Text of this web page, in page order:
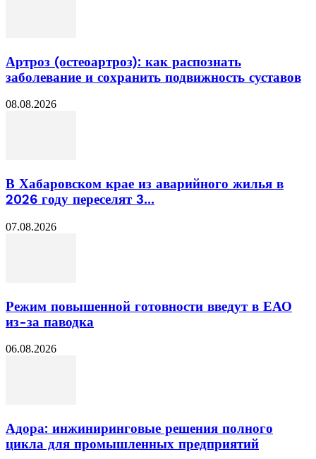
Артроз (остеоартроз): как распознать
заболевание и сохранить подвижность суставов
08.08.2026
В Хабаровском крае из аварийного жилья в
2026 году переселят 3...
07.08.2026
Режим повышенной готовности введут в ЕАО
из-за паводка
06.08.2026
Адора: инжиниринговые решения полного
цикла для промышленных предприятий